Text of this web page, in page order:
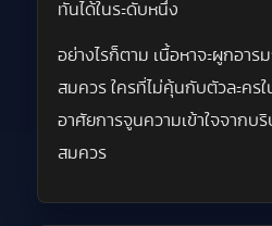
ทันได้ในระดับหนึ่ง
อย่างไรก็ตาม เนื้อหาจะผูกอา
สมควร ใครที่ไม่คุ้นกับตัวละครใ
อาศัยการจูนความเข้าใจจากบ
สมควร